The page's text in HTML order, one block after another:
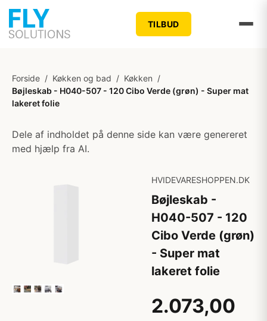
TILBUD
Forside / Køkken og bad / Køkken /
Bøjleskab - H040-507 - 120 Cibo Verde (grøn) - Super mat
lakeret folie
Dele af indholdet på denne side kan være genereret
med hjælp fra AI.
HVIDEVARESHOPPEN.DK
Bøjleskab -
H040-507 - 120
Cibo Verde (grøn)
- Super mat
lakeret folie
2.073,00